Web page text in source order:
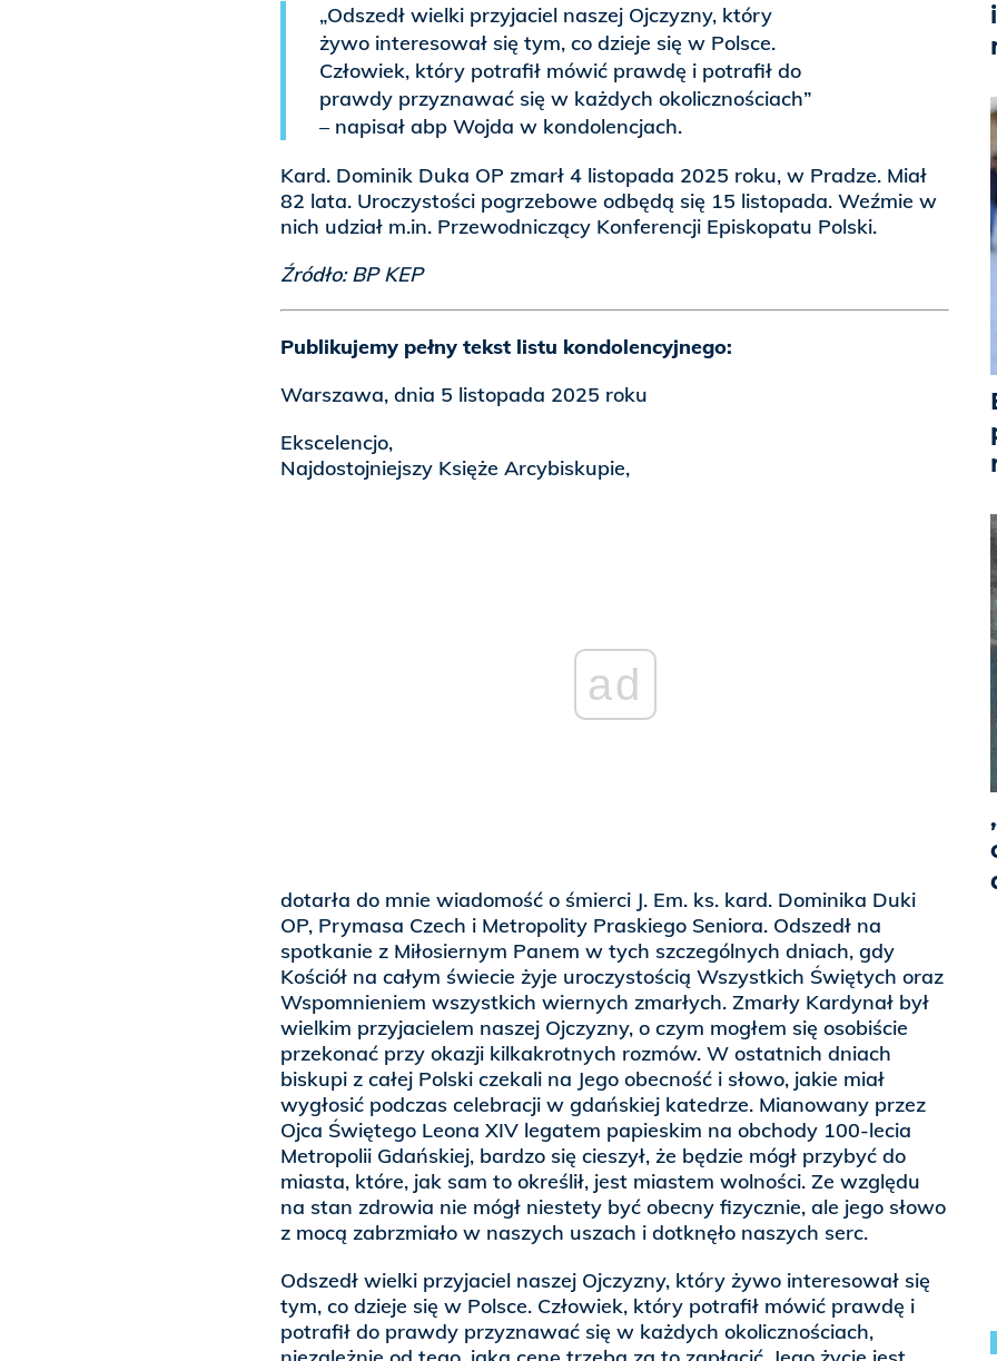
„Odszedł wielki przyjaciel naszej Ojczyzny, który
żywo interesował się tym, co dzieje się w Polsce.
Człowiek, który potrafił mówić prawdę i potrafił do
prawdy przyznawać się w każdych okolicznościach”
– napisał abp Wojda w kondolencjach.
Kard. Dominik Duka OP zmarł 4 listopada 2025 roku, w Pradze. Miał
82 lata. Uroczystości pogrzebowe odbędą się 15 listopada. Weźmie w
nich udział m.in. Przewodniczący Konferencji Episkopatu Polski.
Źródło: BP KEP
Publikujemy pełny tekst listu kondolencyjnego:
Warszawa, dnia 5 listopada 2025 roku
Ekscelencjo,
Najdostojniejszy Księże Arcybiskupie,
ad
dotarła do mnie wiadomość o śmierci J. Em. ks. kard. Dominika Duki
OP, Prymasa Czech i Metropolity Praskiego Seniora. Odszedł na
spotkanie z Miłosiernym Panem w tych szczególnych dniach, gdy
Kościół na całym świecie żyje uroczystością Wszystkich Świętych oraz
Wspomnieniem wszystkich wiernych zmarłych. Zmarły Kardynał był
wielkim przyjacielem naszej Ojczyzny, o czym mogłem się osobiście
przekonać przy okazji kilkakrotnych rozmów. W ostatnich dniach
biskupi z całej Polski czekali na Jego obecność i słowo, jakie miał
wygłosić podczas celebracji w gdańskiej katedrze. Mianowany przez
Ojca Świętego Leona XIV legatem papieskim na obchody 100-lecia
Metropolii Gdańskiej, bardzo się cieszył, że będzie mógł przybyć do
miasta, które, jak sam to określił, jest miastem wolności. Ze względu
na stan zdrowia nie mógł niestety być obecny fizycznie, ale jego słowo
z mocą zabrzmiało w naszych uszach i dotknęło naszych serc.
Odszedł wielki przyjaciel naszej Ojczyzny, który żywo interesował się
tym, co dzieje się w Polsce. Człowiek, który potrafił mówić prawdę i
potrafił do prawdy przyznawać się w każdych okolicznościach,